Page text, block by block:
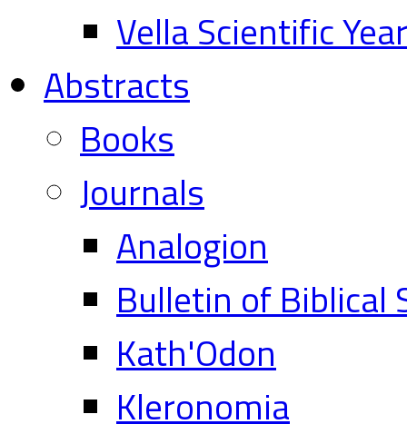
Vella Scientific
Abstracts
Books
Journals
Analogion
Bulletin of Biblical
Kath'Odon
Kleronomia